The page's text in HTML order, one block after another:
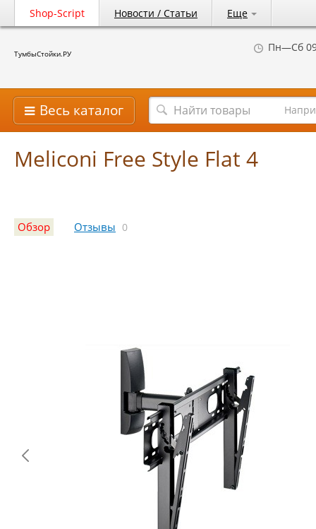
Shop-Script Новости / Статьи Еще
ТумбыСтойки.РУ Пн—Сб
Весь каталог
Meliconi Free Style Flat 4
Обзор Отзывы 0